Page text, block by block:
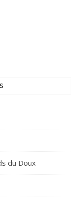
du Doux